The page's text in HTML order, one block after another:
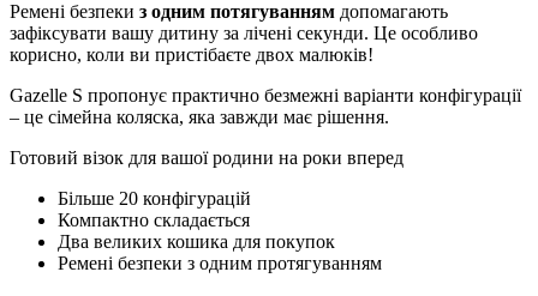
Ремені безпеки з одним потягуванням допомагають
зафіксувати вашу дитину за лічені секунди. Це особливо
корисно, коли ви пристібаєте двох малюків!
Gazelle S пропонує практично безмежні варіанти конфігурації
– це сімейна коляска, яка завжди має рішення.
Готовий візок для вашої родини на роки вперед
Більше 20 конфігурацій
Компактно складається
Два великих кошика для покупок
Ремені безпеки з одним протягуванням